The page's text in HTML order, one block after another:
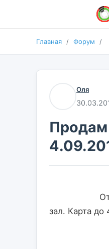
Главная / Форум /
Оля
Продам
зал. Карта